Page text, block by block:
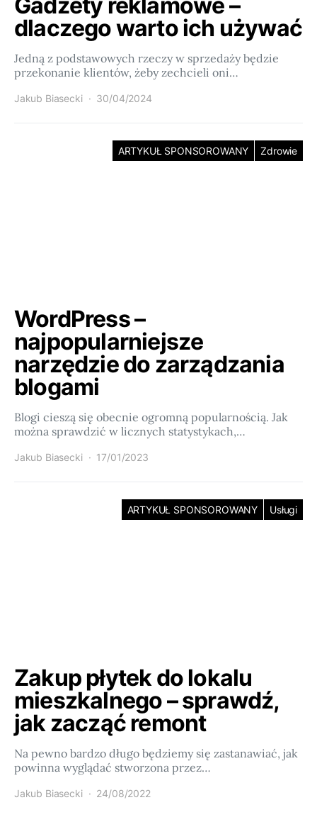
dlaczego warto ich używać
Jedną z podstawowych rzeczy w sprzedaży będzie
przekonanie klientów, żeby zechcieli oni…
Jakub Biasecki 30/04/2024
ARTYKUŁ SPONSOROWANY Zdrowie
WordPress –
najpopularniejsze
narzędzie do zarządzania
blogami
Blogi cieszą się obecnie ogromną popularnością. Jak
można sprawdzić w licznych statystykach,…
Jakub Biasecki 17/01/2023
ARTYKUŁ SPONSOROWANY Usługi
Zakup płytek do lokalu
mieszkalnego – sprawdź,
jak zacząć remont
Na pewno bardzo długo będziemy się zastanawiać, jak
powinna wyglądać stworzona przez…
Jakub Biasecki 24/08/2022